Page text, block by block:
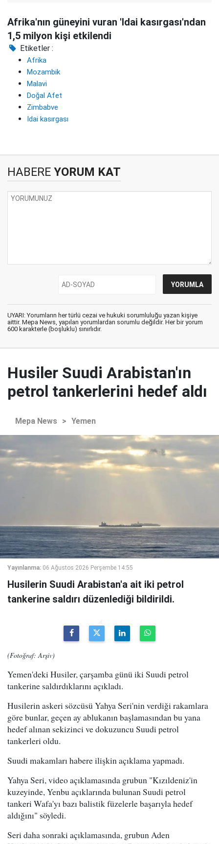
Afrika'nın güneyini vuran 'Idai kasırgası'ndan
1,5 milyon kişi etkilendi
Etiketler :
Afrika
Mozambik
Malavi
Doğal Afet
Zimbabve
Idai kasırgası
HABERE YORUM KAT
UYARI: Yorumların her türlü cezai ve hukuki sorumluluğu yazan kişiye
aittir. Mepa News, yapılan yorumlardan sorumlu değildir. Her bir yorum
600 karakterle (boşluklu) sınırlıdır.
Husiler Suudi Arabistan'ın
petrol tankerlerini hedef aldı
Mepa News > Yemen
Yayınlanma: 06 Ağustos 2026 Perşembe 14:55
Husilerin Suudi Arabistan'a ait iki petrol
tankerine saldırı düzenlediği bildirildi.
(Fotoğraf: Arşiv)
Yemen'deki Husiler, çarşamba günü iki Suudi petrol
tankerine saldırdıklarını açıkladı.
Husilerin askeri sözcüsü Yahya Seri'nin verdiği rakamlara
göre bunlar, geçen ay ablukanın başlamasından bu yana
hedef alınan sekizinci ve dokuzuncu Suudi petrol
tankerleri oldu.
Suudi makamları habere ilişkin açıklama yapmadı.
Yahya Seri, video açıklamasında grubun "Kızıldeniz'in
kuzeyinde, Yenbu açıklarında bulunan Suudi petrol
tankeri Wafa'yı bazı balistik füzelerle başarıyla hedef
aldığını" söyledi.
Seri daha sonraki açıklamasında, grubun Aden